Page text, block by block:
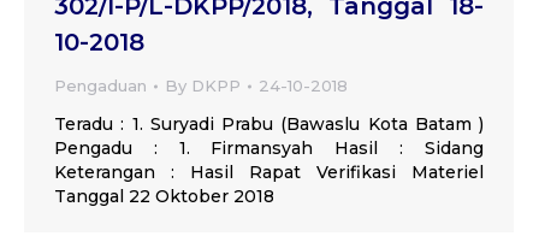
302/I-P/L-DKPP/2018, Tanggal 18-
10-2018
Pengaduan By DKPP 24-10-2018
Teradu : 1. Suryadi Prabu (Bawaslu Kota Batam )
Pengadu : 1. Firmansyah Hasil : Sidang
Keterangan : Hasil Rapat Verifikasi Materiel
Tanggal 22 Oktober 2018